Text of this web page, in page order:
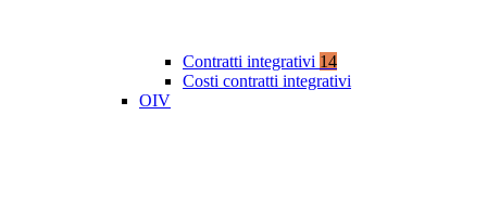
Contratti integrativi 14
Costi contratti integrativi
OIV